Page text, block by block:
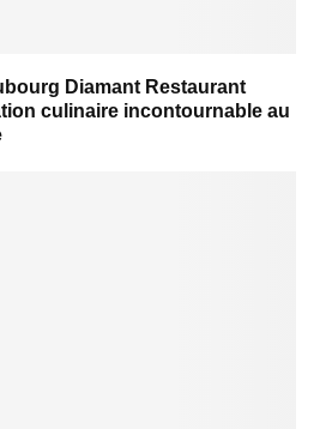
Diamant Restaurant
culinaire incontournable au